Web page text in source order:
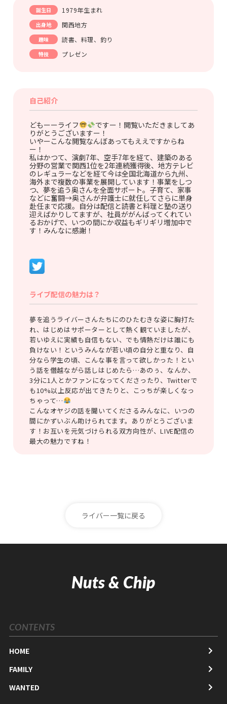
誕生日 1979年生まれ
出身地 関西地方
趣味 読書、料理、釣り
特技 プレゼン
自己紹介
どもーーライフ
ですー！閲覧いただきましてあ
りがとうございますー！
いやーこんな閲覧なんぼあってもええですからね
ー！
私はかつて、演劇7年、空手7年を経て、建築のある
分野の営業で関西1位を2年連続獲得後、地方テレビ
のレギュラーなどを経て今は全国北海道から九州、
海外まで複数の事業を展開しています！事業をしつ
つ、夢を追う奥さんを全面サポート。子育て、家事
などに奮闘→奥さんが弁護士に就任してさらに単身
赴任まで応援。自分は配信と読書と料理と塾の送り
迎えばかりしてますが、社員ががんばってくれてい
るおかげで、いつの間にか収益もギリギリ増加中で
す！みんなに感謝！
ライブ配信の魅力は？
夢を追うライバーさんたちにのひたむきな姿に胸打た
れ、はじめはサポーターとして熱く観ていましたが、
若いゆえに実績も自信もない、でも情熱だけは誰にも
負けない！というみんなが若い頃の自分と重なり、自
分なら学生の頃、こんな事を言って欲しかった！とい
う話を僭越ながら話しはじめたら…あのぅ、なんか、
3分に1人とかファンになってくださったり、Twitterで
も10%以上反応が出てきたりと、こっちが楽しくなっ
ちゃって…
こんなオヤジの話を聞いてくださるみんなに、いつの
間にかずいぶん助けられてます。ありがとうございま
す！お互いを元気づけられる双方向性が、LIVE配信の
最大の魅力ですね！
ライバー一覧に戻る
Nuts & Chip
CONTENTS
HOME
FAMILY
WANTED